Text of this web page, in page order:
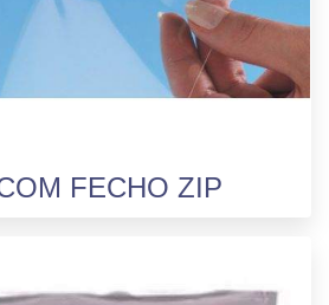
FECHO ZIP